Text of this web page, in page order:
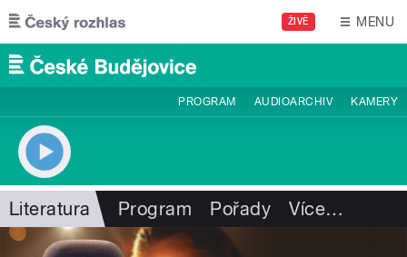
Přejít k hlavnímu obsahu
ŽIVĚ MENU
PROGRAM AUDIOARCHIV KAMERY
Literatura Program Pořady Více…